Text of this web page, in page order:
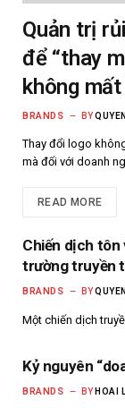
Quản trị
để “thay
không
BRANDS BY
Thay đổi logo
mà đối với doanh
READ MORE
Chiến dịch tôn
trường truyền
Dương
BRANDS BY
Một chiến dịch
Kỷ nguyên
BRANDS BY HOAI